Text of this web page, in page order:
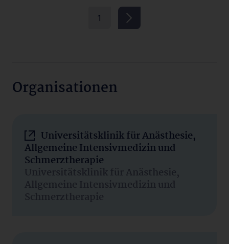
1
Organisationen
Universitätsklinik für Anästhesie,
Allgemeine Intensivmedizin und
Schmerztherapie
Universitätsklinik für Anästhesie,
Allgemeine Intensivmedizin und
Schmerztherapie